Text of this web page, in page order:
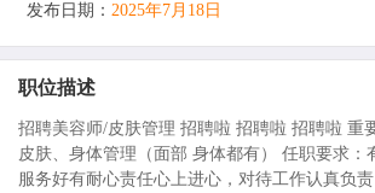
发布日期： 2025年7月18日
职位描述
招聘美容师/皮肤管理 招聘啦 招聘啦 招聘啦 重
皮肤、身体管理（面部 身体都有） 任职要求：
服务好有耐心责任心上进心，对待工作认真负